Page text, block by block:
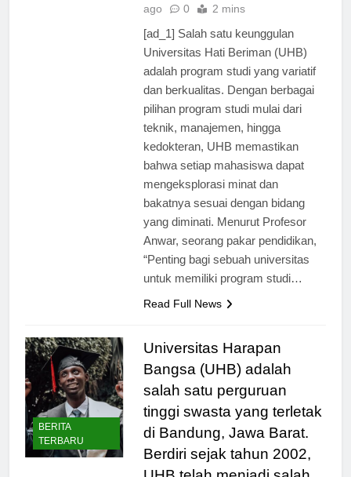
Universitas
1 tahun
[ad_1] Salah satu keunggulan
Universitas Hati Beriman (UHB)
adalah program studi yang variatif
dan berkualitas. Dengan berbagai
pilihan program studi mulai dari
teknik, manajemen, hingga
kedokteran, UHB memastikan
bahwa setiap mahasiswa dapat
mengeksplorasi minat dan
bakatnya sesuai dengan bidang
yang diminati. Menurut Profesor
Anwar, seorang pakar pendidikan,
“Penting bagi sebuah universitas
BERITA
TERBARU
Universitas Harapan
Bangsa (UHB) adalah
salah satu perguruan
tinggi swasta yang terletak
di Bandung, Jawa Barat.
Berdiri sejak tahun 2002,